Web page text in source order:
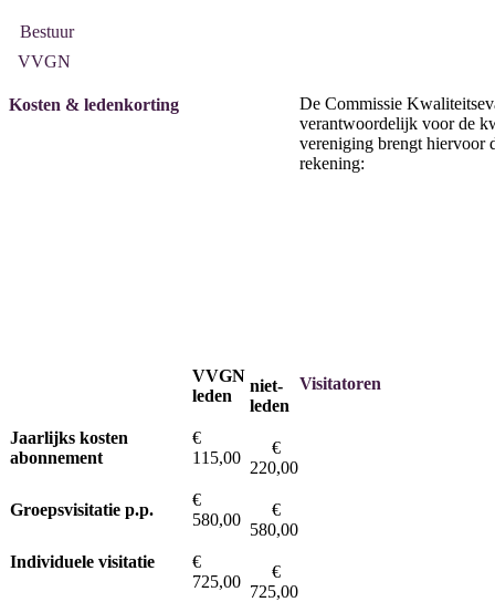
Bestuur
VVGN
Kosten & ledenkorting
De Commissie
verantwoordelijk voor de
vereniging brengt hiervoor
rekening:
VVGN
leden
niet-
leden
Jaarlijks kosten
abonnement
€
115,00
€
220,00
Groepsvisitatie p.p.
€
580,00
€
580,00
Individuele visitatie
€
725,00
€
725,00
Visitatoren